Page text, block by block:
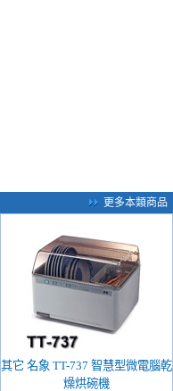
更多本類商品
其它 名象 TT-737 智慧型微電腦乾
燥烘碗機